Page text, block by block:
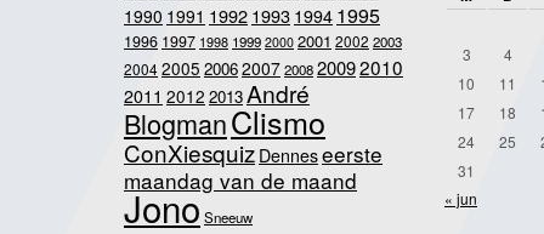
1990 1991 19921993 1994 1995
1996 1997 1998 1999 2000 2001 2002 2003
20042005 20062007200820092010
2011 2012 2013André
BlogmanClismo
ConXiesquiz Denneseerste
maandag van de maand
JonoSneeuw
3
4
10
11
17
18
24
25
31
« jun